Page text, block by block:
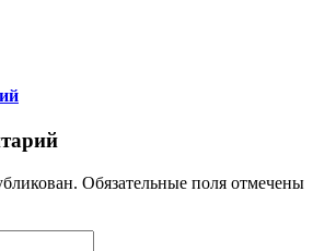
Обязательные поля отмечены